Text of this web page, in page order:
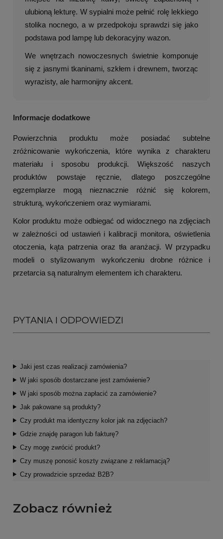
ulubioną lekturę. W sypialni może pełnić rolę lekkiego
stolika nocnego, a w przedpokoju sprawdzi się jako
podstawa pod lampę lub dekoracyjny wazon.
We wnętrzach nowoczesnych świetnie komponuje
się z jasnymi tkaninami, szkłem i drewnem, tworząc
wyrazisty, ale harmonijny akcent.
Informacje dodatkowe
Powierzchnia produktu może posiadać subtelne
zróżnicowanie wykończenia, które wynika z charakteru
materiału i sposobu produkcji. Większość naszych
produktów powstaje ręcznie, dlatego poszczególne
egzemplarze mogą nieznacznie różnić się kolorem,
strukturą, wykończeniem oraz wymiarami.
Kolor produktu może odbiegać od widocznego na zdjęciach
w zależności od ustawień i kalibracji monitora, oświetlenia
otoczenia, kąta patrzenia oraz tła aranżacji. W przypadku
modeli o stylizowanym wykończeniu drobne różnice i
przetarcia są naturalnym elementem ich charakteru.
PYTANIA I ODPOWIEDZI
Jaki jest czas realizacji zamówienia?
W jaki sposób dostarczane jest zamówienie?
W jaki sposób można zapłacić za zamówienie?
Jak pakowane są produkty?
Czy produkt ma identyczny kolor jak na zdjęciach?
Gdzie znajdę paragon lub fakturę?
Czy mogę zwrócić produkt?
Czy muszę ponosić koszty związane z reklamacją?
Czy prowadzicie sprzedaż B2B?
Zobacz również